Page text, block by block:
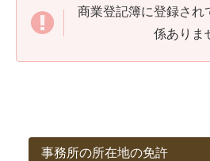
商業登記簿に登録され
係ありま
事務所の所在地の免許